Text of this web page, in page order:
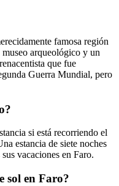
famosa región
arqueológico y un
que fue
Guerra Mundial, pero
si está recorriendo el
estancia de siete noches
vacaciones en Faro.
sol en Faro?